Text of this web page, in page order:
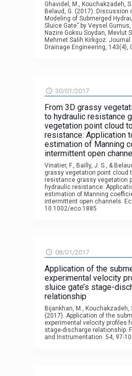
Ghavidel, M., Kouchakzadeh,
Belaud, G. (2017). Discussion
Modeling of Submerged
Sluice Gate” by Veysel
Nazire Goksu Soydan, Mevlut
Mehmet Salih Kirkgoz.
Drainage Engineering, 143(4),
30/01/2017
From 3D grassy
to hydraulic resistance
vegetation point cloud
resistance: Application
estimation of Manning
intermittent open
Vinatier, F., Bailly, J. S., &
grassy vegetation point cloud
resistance grassy vegetation
hydraulic resistance:
estimation of Manning
intermittent open channels.
10.1002/eco.1885
08/01/2017
Application of the
experimental velocity
sluice gate’s stage-
relationship
Bijankhan, M., Kouchakzadeh,
(2017). Application of the
experimental velocity profiles
stage-discharge relationship.
and Instrumentation. 54, 97-